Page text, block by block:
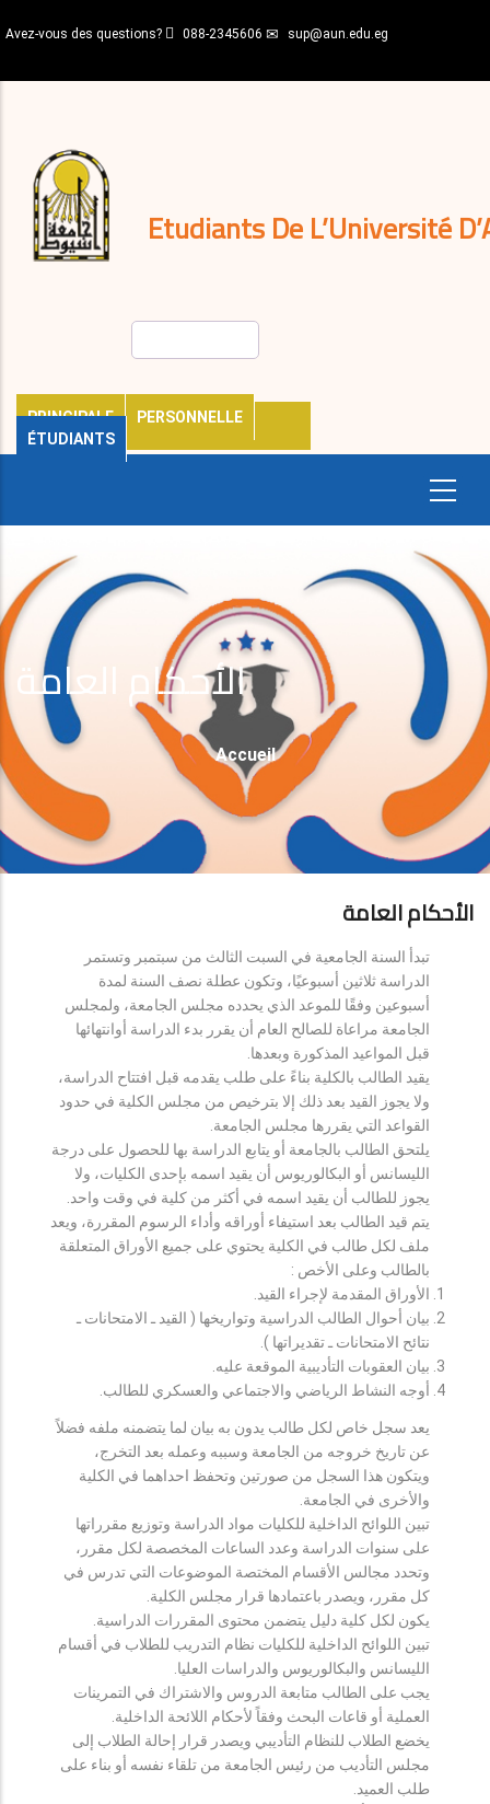
au
principal
Avez-vous des questions? 088-2345606 sup@aun.edu.eg
Etudiants De L’Université
PRINCIPALE
PERSONNELLE
ÉTUDIANTS
décisions
Expatriés
Journal
الأحكام العامة
Fil
D'Ariane
Accueil
الأحكام العامة
تبدأ السنة الجامعية في السبت الثالث من سبتمبر وتستمر
الدراسة ثلاثين أسبوعيًا، وتكون عطلة نصف السنة لمدة
أسبوعين وفقًا للموعد الذي يحدده مجلس الجامعة، ولمجلس
الجامعة مراعاة للصالح العام أن يقرر بدء الدراسة أوانتهائها
قبل المواعيد المذكورة وبعدها.
يقيد الطالب بالكلية بناءً على طلب يقدمه قبل افتتاح الدراسة،
ولا يجوز القيد بعد ذلك إلا بترخيص من مجلس الكلية في حدود
القواعد التي يقررها مجلس الجامعة.
يلتحق الطالب بالجامعة أو يتابع الدراسة بها للحصول على درجة
الليسانس أو البكالوريوس أن يقيد اسمه بإحدى الكليات، ولا
يجوز للطالب أن يقيد اسمه في أكثر من كلية في وقت واحد.
يتم قيد الطالب بعد استيفاء أوراقه وأداء الرسوم المقررة، ويعد
ملف لكل طالب في الكلية يحتوي على جميع الأوراق المتعلقة
بالطالب وعلى الأخص :
الأوراق المقدمة لإجراء القيد.
بيان أحوال الطالب الدراسية وتواريخها ( القيد ـ الامتحانات ـ
نتائح الامتحانات ـ تقديراتها ).
بيان العقوبات التأديبية الموقعة عليه.
أوجه النشاط الرياضي والاجتماعي والعسكري للطالب.
يعد سجل خاص لكل طالب يدون به بيان لما يتضمنه ملفه فضلاً
عن تاريخ خروجه من الجامعة وسببه وعمله بعد التخرج،
ويتكون هذا السجل من صورتين وتحفظ احداهما في الكلية
والأخرى في الجامعة.
تبين اللوائح الداخلية للكليات مواد الدراسة وتوزيع مقرراتها
على سنوات الدراسة وعدد الساعات المخصصة لكل مقرر،
وتحدد مجالس الأقسام المختصة الموضوعات التي تدرس في
كل مقرر، ويصدر باعتمادها قرار مجلس الكلية.
يكون لكل كلية دليل يتضمن محتوى المقررات الدراسية.
تبين اللوائح الداخلية للكليات نظام التدريب للطلاب في أقسام
الليسانس والبكالوريوس والدراسات العليا.
يجب على الطالب متابعة الدروس والاشتراك في التمرينات
العملية أو قاعات البحث وفقاً لأحكام اللائحة الداخلية.
يخضع الطلاب للنظام التأديبي ويصدر قرار إحالة الطلاب إلى
مجلس التأديب من رئيس الجامعة من تلقاء نفسه أو بناء على
طلب العميد.